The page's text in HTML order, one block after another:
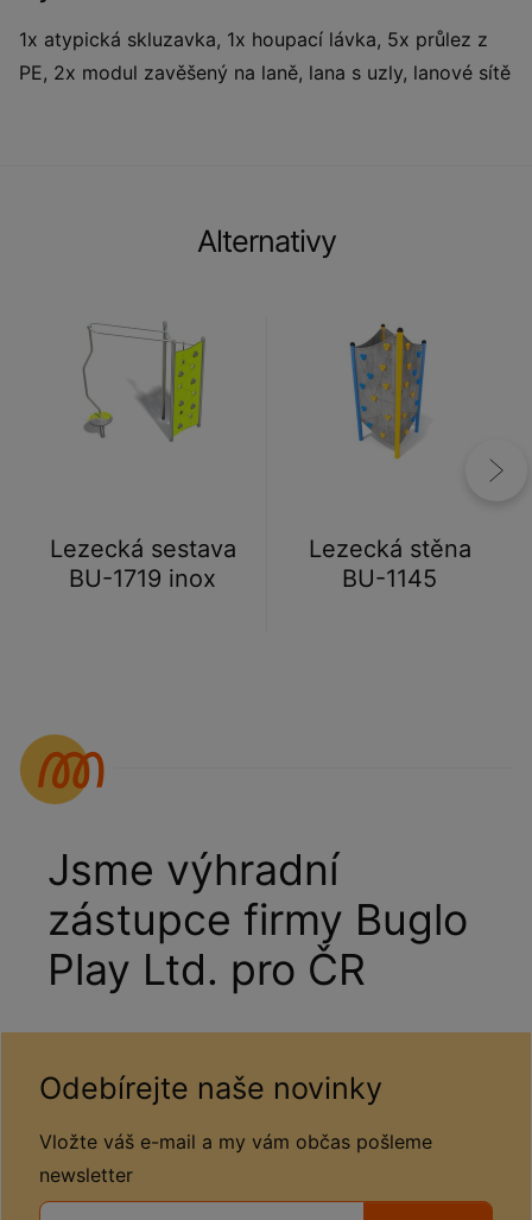
1x atypická skluzavka, 1x houpací lávka, 5x průlez z
PE, 2x modul zavěšený na laně, lana s uzly, lanové sítě
Alternativy
Lezecká sestava
BU-1719 inox
Lezecká stěna
BU-1145
Jsme výhradní
zástupce firmy Buglo
Play Ltd. pro ČR
Odebírejte naše novinky
Vložte váš e-mail a my vám občas pošleme
newsletter